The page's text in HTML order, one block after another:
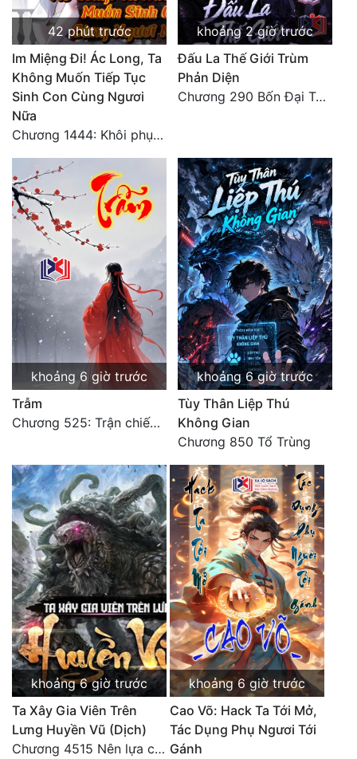
Tu Chân
Tội Phạm
Vô Địch
Võng Du
Xuyên Không
Xuyên Nhanh
Xuyên Sách
Xuyên Thư
Điền Văn
Đô Thị
Đông Phương
Đông Phương Huyền Huyễn
Đồng Nhân
Cẩu Đạo Trường Sinh
Ngự Thú
Truyện Nam
Truyện Nữ
Vô Địch Lưu
Xây Dựng Thế Lực
Đam Mỹ
Đẹp
42 phút trước
Im Miệng Đi! Ác Long, Ta
Không Muốn Tiếp Tục
Sinh Con Cùng Ngươi
Nữa
Chương 1444: Khôi phục quỹ đạo
khoảng 2 giờ trước
Đấu La Thế Giới Trùm
Phản Diện
Chương 290 Bốn Đại Tông Môn Đơn Thuộc Tính Vô Cùng Thê Lương
khoảng 6 giờ trước
Trẫm
Chương 525: Trận chiến tấn công phòng thủ Macao (2)
khoảng 6 giờ trước
Tùy Thân Liệp Thú
Không Gian
Chương 850 Tổ Trùng
khoảng 6 giờ trước
Ta Xây Gia Viên Trên
Lưng Huyền Vũ (Dịch)
Chương 4515 Nên lựa chọn như thế nào?
khoảng 6 giờ trước
Cao Võ: Hack Ta Tới Mở,
Tác Dụng Phụ Ngươi Tới
Gánh